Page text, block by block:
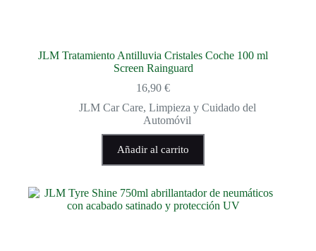
JLM Tratamiento Antilluvia Cristales Coche 100 ml
Screen Rainguard
16,90€
JLM Car Care, Limpieza y Cuidado del
Automóvil
Añadir al carrito